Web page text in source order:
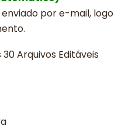
por e-mail, logo
Arquivos Editáveis